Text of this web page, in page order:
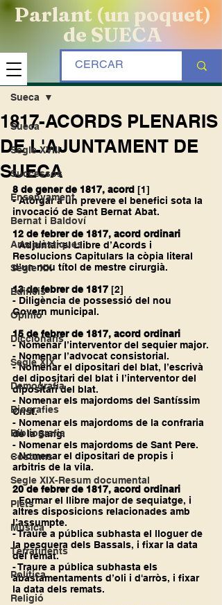
Parlant (un poquet)
de SUECA
Entrada
Sueca
Segle XVIII
Successos
Ensenyament
Bernat i Baldoví
Arts plàstiques
Segle XX
Edificis
Opinió
Diccionaris
Segle XIX
Demografia
Biografies
Bibliografia
Costums
Segle XIX-Resum documental
Plets
Música
Terratinents
Política
Religió
Sueca
1817-ACORDS PLENARIS
DE L'AJUNTAMENT DE
SUECA
8 de gener de 1817, acord [1]
- Atorgar a un prevere el benefici sota la
invocació de Sant Bernat Abat.
12 de febrer de 1817, acord ordinari
- Adjuntar el Llibre d’Acords i
Resolucions Capitulars la còpia literal
d’un nou títol de mestre cirurgià.
13 de febrer de 1817 [2]
- Diligència de possessió del nou
Govern municipal.
15 de febrer de 1817, acord ordinari
- Nomenar l’interventor del sequier major.
- Nomenar l’advocat consistorial.
- Nomenar el dipositari del blat, l’escrivà
del dipositari del blat i l’interventor del
dipositari del blat.
- Nomenar els majordoms del Santíssim
Crist.
- Nomenar els majordoms de la confraria
de la Sang.
- Nomenar els majordoms de Sant Pere.
- Nomenar el dipositari de propis i
arbitris de la vila.
20 de febrer de 1817, acord ordinari
- Formar el llibre major de sequiatge, i
altres disposicions relacionades amb
l’assumpte.
- Traure a pública subhasta el lloguer de
la pesquera dels Bassals, i fixar la data
del remat.
- Traure a pública subhasta els
abastamentaments d’oli i d'arròs, i fixar
la data dels remats.